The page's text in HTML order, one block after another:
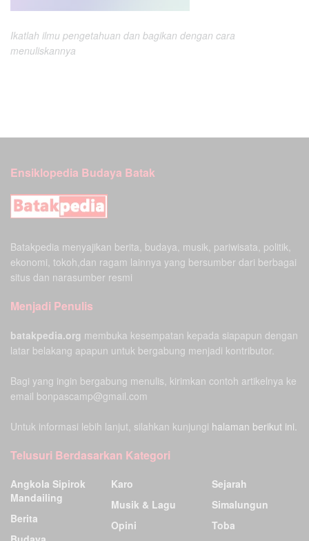
Ikatlah ilmu pengetahuan dan bagikan dengan cara
menuliskannya
Ensiklopedia Budaya Batak
Batakpedia menyajikan berita, budaya, musik, pariwisata, politik,
ekonomi, tokoh,dan ragam lainnya yang bersumber dari berbagai
situs dan narasumber resmi
Menjadi Penulis
batakpedia.org membuka kesempatan kepada siapapun dengan
latar belakang apapun untuk bergabung menjadi kontributor.
Bagi yang ingin bergabung menulis, kirimkan contoh artikelnya ke
email bonpascamp@gmail.com
Untuk informasi lebih lanjut, silahkan kunjungi halaman berikut ini.
Telusuri Berdasarkan Kategori
Angkola Sipirok
Mandailing
Berita
Karo
Musik & Lagu
Opini
Sejarah
Simalungun
Toba